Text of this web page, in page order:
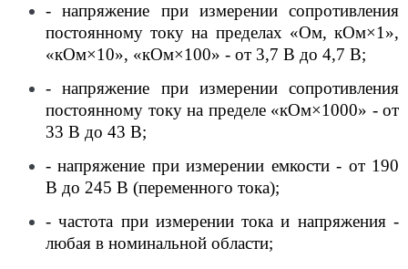
- напряжение при измерении сопротивления
постоянному току на пределах «Ом, кОм×1»,
«кОм×10», «кОм×100» - от 3,7 В до 4,7 В;
- напряжение при измерении сопротивления
постоянному току на пределе «кОм×1000» - от
33 В до 43 В;
- напряжение при измерении емкости - от 190
В до 245 В (переменного тока);
- частота при измерении тока и напряжения -
любая в номинальной области;